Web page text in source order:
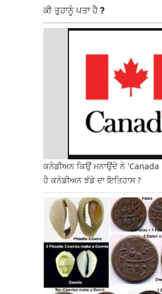
ਕੀ ਤੁਹਾਨੂੰ ਪਤਾ ਹੈ ?
ਕਨੇਡੀਅਨ ਕਿਉਂ ਮਨਾਉਂਦੇ ਨੇ 'Canada
ਹੈ ਕਨੇਡੀਅਨ ਝੰਡੇ ਦਾ ਇਤਿਹਾਸ ?